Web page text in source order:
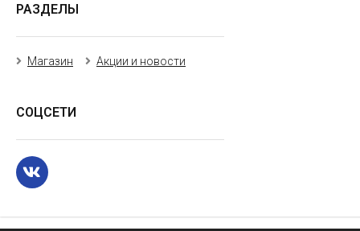
РАЗДЕЛЫ
Магазин Акции и новости
СОЦСЕТИ